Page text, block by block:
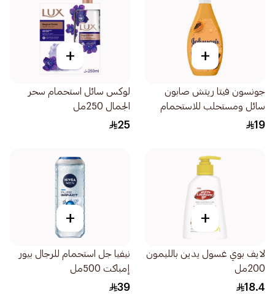
+
جونسون فيتا ريتش صابون
سائل ومستحلب للاستحمام
بخلاصة البابايا 250مل
19
+
لوكس سائل استحمام سحر
الجمال 250مل
25
+
لايف بوي غسول يدين بالليمون
200مل
18.4
+
نيفيا جل استحمام للرجال بيور
إمباكت 500مل
39